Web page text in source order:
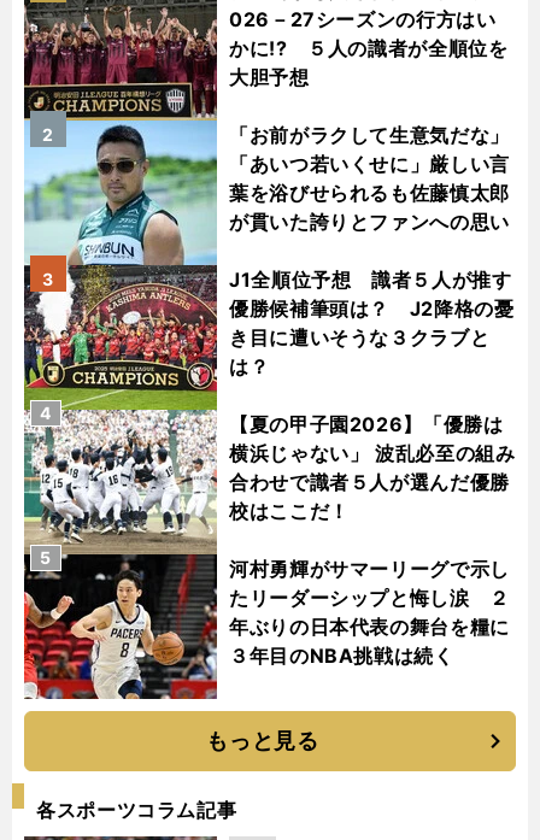
026－27シーズンの行方はい
かに!? ５人の識者が全順位を
大胆予想
「お前がラクして生意気だな」
「あいつ若いくせに」厳しい言
葉を浴びせられるも佐藤慎太郎
が貫いた誇りとファンへの思い
2
J1全順位予想 識者５人が推す
優勝候補筆頭は？ J2降格の憂
き目に遭いそうな３クラブと
は？
3
【夏の甲子園2026】「優勝は
横浜じゃない」 波乱必至の組み
合わせで識者５人が選んだ優勝
校はここだ！
4
河村勇輝がサマーリーグで示し
たリーダーシップと悔し涙 ２
年ぶりの日本代表の舞台を糧に
３年目のNBA挑戦は続く
5
もっと見る
各スポーツコラム記事